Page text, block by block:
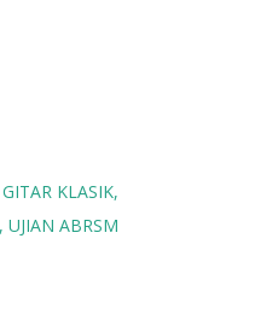
GITAR KLASIK
UJIAN ABRSM